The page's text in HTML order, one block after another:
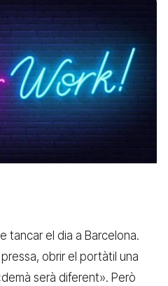
tancar el dia a Barcelona.
obrir el portàtil una
serà diferent». Però